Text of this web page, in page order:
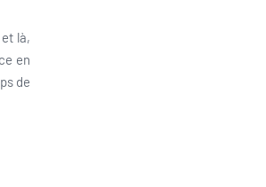
là,
en
de